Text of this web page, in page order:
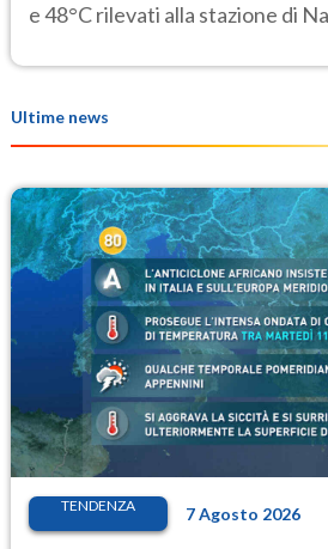
e 48°C rilevati alla stazione di
Ultime news
TENDENZA 7 Agosto 2026